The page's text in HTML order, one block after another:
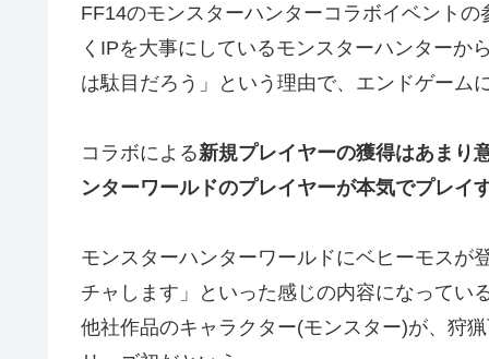
FF14のモンスターハンターコラボイベント
くIPを大事にしているモンスターハンターか
は駄目だろう」という理由で、エンドゲーム
コラボによる新規プレイヤーの獲得はあまり
ンターワールドのプレイヤーが本気でプレイ
モンスターハンターワールドにベヒーモスが
チャします」といった感じの内容になっている
他社作品のキャラクター(モンスター)が、狩